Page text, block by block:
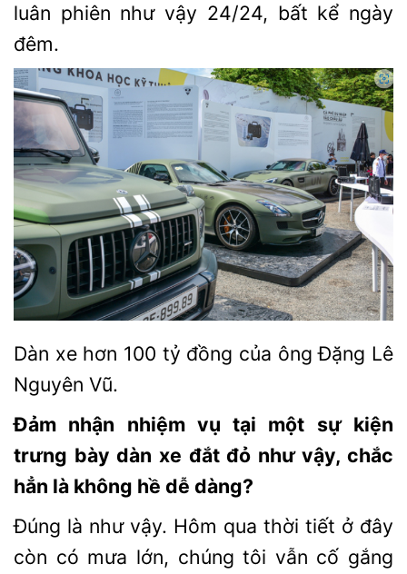
luân phiên như vậy 24/24, bất kể ngày
đêm.
Dàn xe hơn 100 tỷ đồng của ông Đặng Lê
Nguyên Vũ.
Đảm nhận nhiệm vụ tại một sự kiện
trưng bày dàn xe đắt đỏ như vậy, chắc
hẳn là không hề dễ dàng?
Đúng là như vậy. Hôm qua thời tiết ở đây
còn có mưa lớn, chúng tôi vẫn cố gắng